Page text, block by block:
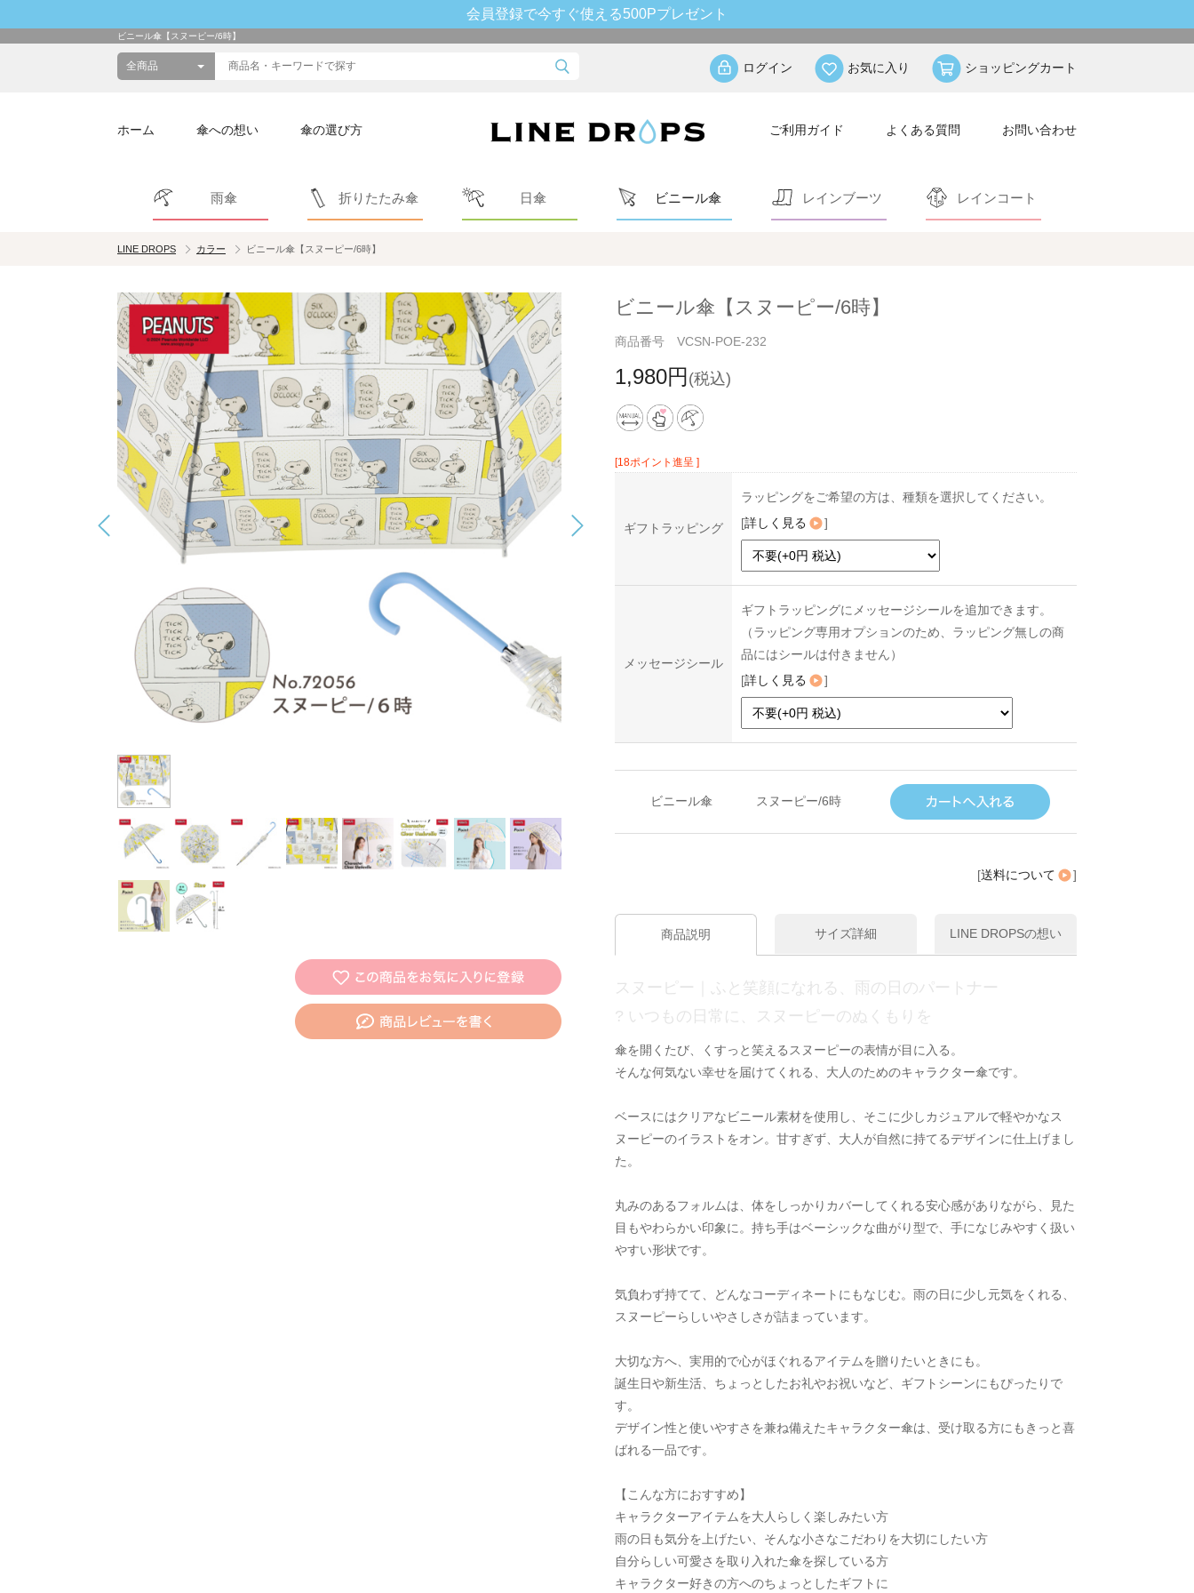
会員登録で今すぐ使える500Pプレゼント
ビニール傘【スヌーピー/6時】
ログイン お気に入り ショッピングカート
ホーム 傘への想い 傘の選び方 ご利用ガイド よくある質問 お問い合わせ
雨傘 折りたたみ傘 日傘 ビニール傘 レインブーツ レインコート
LINE DROPS カラー ビニール傘【スヌーピー/6時】
ビニール傘【スヌーピー/6時】
商品番号 VCSN-POE-232
1,980円 (税込)
[18ポイント進呈 ]
ギフトラッピング
ラッピングをご希望の方は、種類を選択してください。
[詳しく見る ]
メッセージシール
ギフトラッピングにメッセージシールを追加できます。
（ラッピング専用オプションのため、ラッピング無しの商
品にはシールは付きません）
[詳しく見る ]
ビニール傘 スヌーピー/6時
[送料について ]
商品説明 サイズ詳細 LINE DROPSの想い
スヌーピー｜ふと笑顔になれる、雨の日のパートナー
? いつもの日常に、スヌーピーのぬくもりを
傘を開くたび、くすっと笑えるスヌーピーの表情が目に入る。
そんな何気ない幸せを届けてくれる、大人のためのキャラクター傘です。
ベースにはクリアなビニール素材を使用し、そこに少しカジュアルで軽やかなス
ヌーピーのイラストをオン。甘すぎず、大人が自然に持てるデザインに仕上げまし
た。
丸みのあるフォルムは、体をしっかりカバーしてくれる安心感がありながら、見た
目もやわらかい印象に。持ち手はベーシックな曲がり型で、手になじみやすく扱い
やすい形状です。
気負わず持てて、どんなコーディネートにもなじむ。雨の日に少し元気をくれる、
スヌーピーらしいやさしさが詰まっています。
大切な方へ、実用的で心がほぐれるアイテムを贈りたいときにも。
誕生日や新生活、ちょっとしたお礼やお祝いなど、ギフトシーンにもぴったりで
す。
デザイン性と使いやすさを兼ね備えたキャラクター傘は、受け取る方にもきっと喜
ばれる一品です。
【こんな方におすすめ】
キャラクターアイテムを大人らしく楽しみたい方
雨の日も気分を上げたい、そんな小さなこだわりを大切にしたい方
自分らしい可愛さを取り入れた傘を探している方
キャラクター好きの方へのちょっとしたギフトに